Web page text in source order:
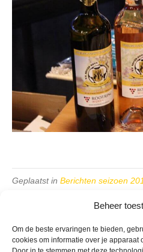
Beheer
Om de beste ervaringen te bieden,
cookies om informatie over je apparaat
Geplaatst in Berichten seizoen